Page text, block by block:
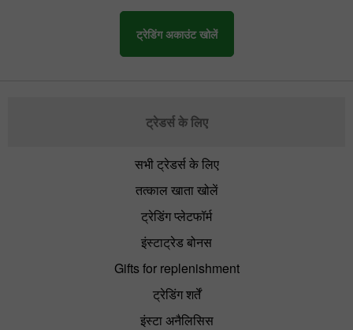
ट्रेडिंग अकाउंट खोलें
ट्रेडर्स के लिए
सभी ट्रेडर्स के लिए
तत्काल खाता खोलें
ट्रेडिंग प्लेटफॉर्म
इंस्टाट्रेड बोनस
Gifts for replenishment
ट्रेडिंग शर्तें
इंस्टा अनैलिसिस